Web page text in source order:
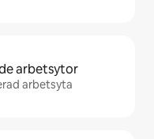
arbetsytor
arbetsyta